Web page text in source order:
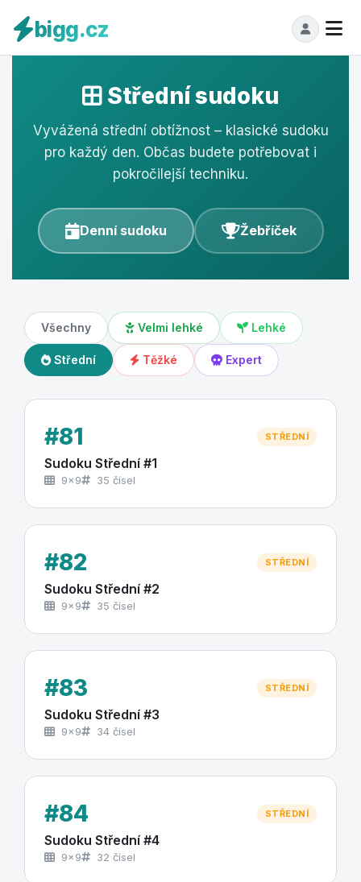
bigg.cz
Střední sudoku
Vyvážená střední obtížnost – klasické sudoku
pro každý den. Občas budete potřebovat i
pokročilejší techniku.
Denní sudoku Žebříček
Všechny Velmi lehké Lehké
Střední Těžké Expert
#81 STŘEDNÍ
Sudoku Střední #1
9×9 35 čísel
#82 STŘEDNÍ
Sudoku Střední #2
9×9 35 čísel
#83 STŘEDNÍ
Sudoku Střední #3
9×9 34 čísel
#84 STŘEDNÍ
Sudoku Střední #4
9×9 32 čísel